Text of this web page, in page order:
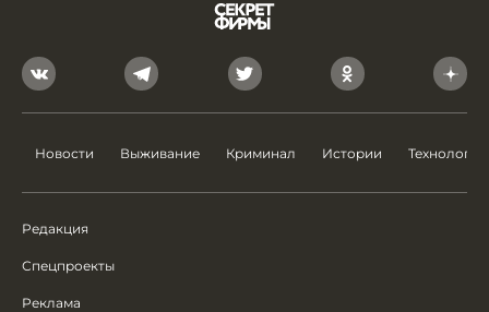
Новости Выживание Криминал Истории Технологии
Редакция
Спецпроекты
Реклама